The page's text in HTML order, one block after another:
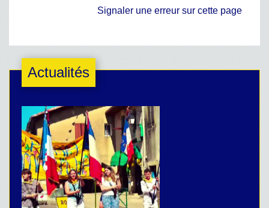
Signaler une erreur sur cette page
Actualités